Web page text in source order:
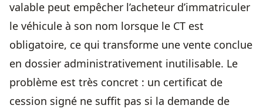
valable peut empêcher l’acheteur d’immatriculer
le véhicule à son nom lorsque le CT est
obligatoire, ce qui transforme une vente conclue
en dossier administrativement inutilisable. Le
problème est très concret : un certificat de
cession signé ne suffit pas si la demande de